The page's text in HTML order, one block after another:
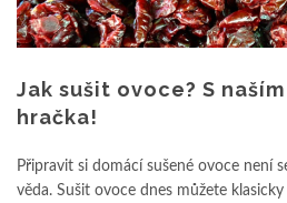
Jak sušit ovoce? S
hračka!
Připravit si domácí sušené ovoce není
věda. Sušit ovoce dnes můžete